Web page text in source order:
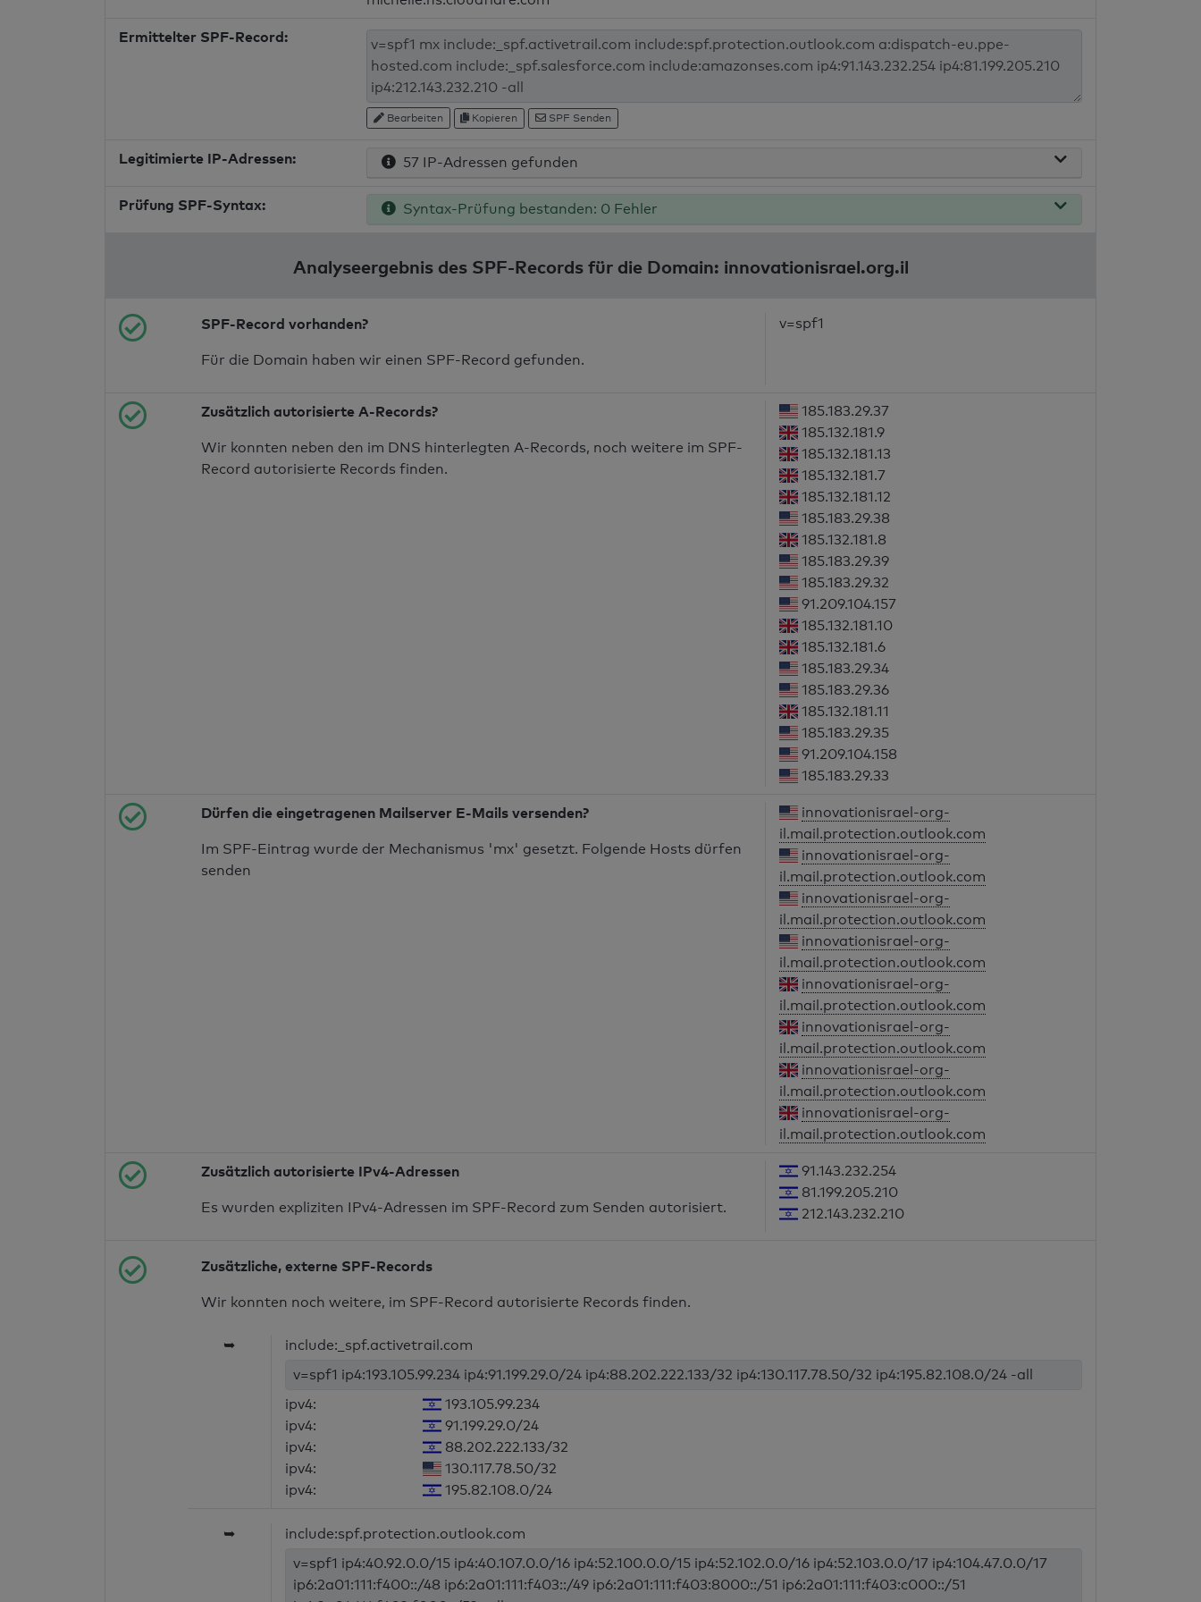
Ermittelter SPF-Record:
Bearbeiten Kopieren SPF Senden
Legitimierte IP-Adressen: 57 IP-Adressen gefunden
Prüfung SPF-Syntax: Syntax-Prüfung bestanden: 0 Fehler
Analyseergebnis des SPF-Records für die Domain: innovationisrael.org.il
SPF-Record vorhanden?
Für die Domain haben wir einen SPF-Record gefunden.
v=spf1
Zusätzlich autorisierte A-Records?
Wir konnten neben den im DNS hinterlegten A-Records, noch weitere im SPF-
Record autorisierte Records finden.
185.183.29.37
185.132.181.9
185.132.181.13
185.132.181.7
185.132.181.12
185.183.29.38
185.132.181.8
185.183.29.39
185.183.29.32
91.209.104.157
185.132.181.10
185.132.181.6
185.183.29.34
185.183.29.36
185.132.181.11
185.183.29.35
91.209.104.158
185.183.29.33
Dürfen die eingetragenen Mailserver E-Mails versenden?
Im SPF-Eintrag wurde der Mechanismus 'mx' gesetzt. Folgende Hosts dürfen
senden
innovationisrael-org-
il.mail.protection.outlook.com
innovationisrael-org-
il.mail.protection.outlook.com
innovationisrael-org-
il.mail.protection.outlook.com
innovationisrael-org-
il.mail.protection.outlook.com
innovationisrael-org-
il.mail.protection.outlook.com
innovationisrael-org-
il.mail.protection.outlook.com
innovationisrael-org-
il.mail.protection.outlook.com
innovationisrael-org-
il.mail.protection.outlook.com
Zusätzlich autorisierte IPv4-Adressen
Es wurden expliziten IPv4-Adressen im SPF-Record zum Senden autorisiert.
91.143.232.254
81.199.205.210
212.143.232.210
Zusätzliche, externe SPF-Records
Wir konnten noch weitere, im SPF-Record autorisierte Records finden.
➥
include:_spf.activetrail.com
v=spf1 ip4:193.105.99.234 ip4:91.199.29.0/24 ip4:88.202.222.133/32 ip4:130.117.78.50/32 ip4:195.82.108.0/24 -all
ipv4:
193.105.99.234
ipv4:
91.199.29.0/24
ipv4:
88.202.222.133/32
ipv4:
130.117.78.50/32
ipv4:
195.82.108.0/24
➥
include:spf.protection.outlook.com
v=spf1 ip4:40.92.0.0/15 ip4:40.107.0.0/16 ip4:52.100.0.0/15 ip4:52.102.0.0/16 ip4:52.103.0.0/17 ip4:104.47.0.0/17
ip6:2a01:111:f400::/48 ip6:2a01:111:f403::/49 ip6:2a01:111:f403:8000::/51 ip6:2a01:111:f403:c000::/51